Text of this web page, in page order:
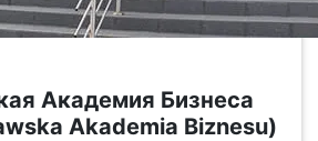
Академия Бизнеса
Akademia Biznesu)